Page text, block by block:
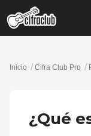
Inicio Cifra Club Pro
¿Qué